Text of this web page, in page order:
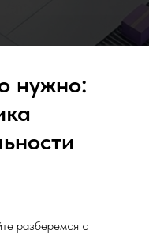
нужно:
разберемся с